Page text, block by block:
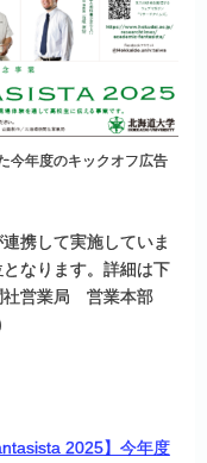
今年度のキックオフ広告
携して実施していま
なります。詳細は下
社営業局 営業本部
2025】今年度